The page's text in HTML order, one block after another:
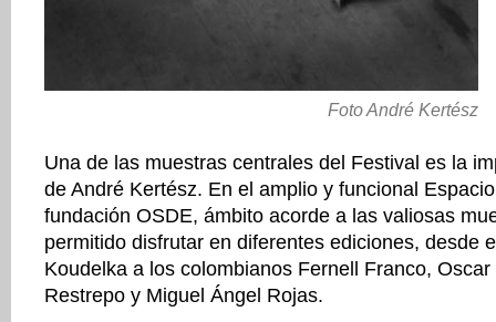
Foto André Kertész
Una de las muestras centrales del Festival es la
de André Kertész. En el amplio y funcional
fundación OSDE, ámbito acorde a las valiosas
permitido disfrutar en diferentes ediciones, desde
Koudelka a los colombianos Fernell Franco,
Restrepo y Miguel Ángel Rojas.